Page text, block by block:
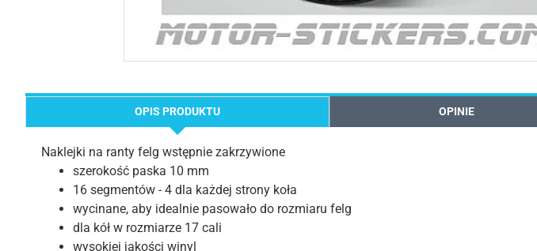
OPIS PRODUKTU OPINIE
Naklejki na ranty felg wstępnie zakrzywione
szerokość paska 10 mm
16 segmentów - 4 dla każdej strony koła
wycinane, aby idealnie pasowało do rozmiaru felg
dla kół w rozmiarze 17 cali
wysokiej jakości winyl